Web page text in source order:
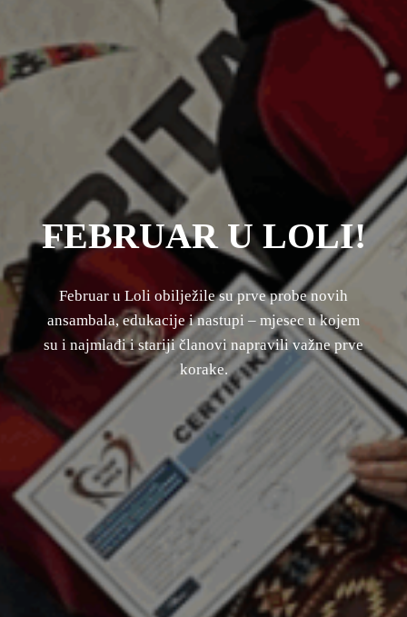
FEBRUAR U LOLI!
Februar u Loli obilježile su prve probe novih
ansambala, edukacije i nastupi – mjesec u kojem
su i najmlađi i stariji članovi napravili važne prve
korake.